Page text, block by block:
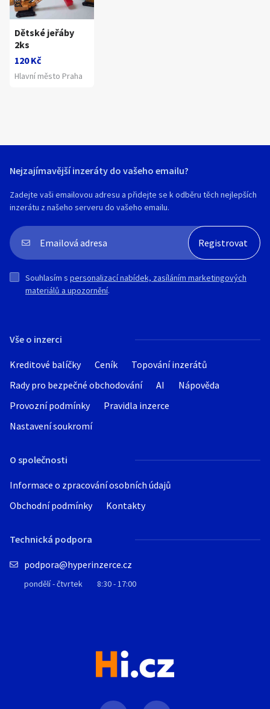
Dětské jeřáby
2ks
120 Kč
Hlavní město Praha
Vše o inzerci
Kreditové balíčky Ceník
Topování inzerátů
Rady pro bezpečné obchodování
AI
Nápověda
Provozní podmínky
Pravidla inzerce
Nastavení soukromí
O společnosti
Informace o zpracování osobních údajů
Obchodní podmínky
Kontakty
Technická podpora
podpora@hyperinzerce.cz
pondělí - čtvrtek 8:30 - 17:00
Nejzajímavější inzeráty do vašeho emailu?
Zadejte vaši emailovou adresu a přidejte se k odběru těch nejlepších
inzerátu z našeho serveru do vašeho emailu.
Souhlasím s personalizací nabídek, zasíláním marketingových
materiálů a upozornění.